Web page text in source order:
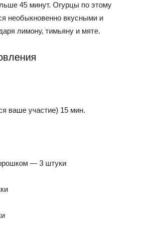
45 минут. Огурцы по этому
необыкновенно вкусными и
лимону, тимьяну и мяте.
ваше участие) 15 мин.
— 3 штуки